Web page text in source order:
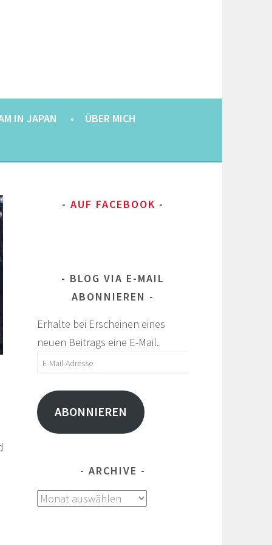
IN JAPAN ÜBER MICH
AUF FACEBOOK
BLOG VIA E-MAIL
ABONNIEREN
Erhalte bei Erscheinen eines
neuen Beitrags eine E-Mail.
E-
Adresse
ABONNIEREN
ARCHIVE
Archive